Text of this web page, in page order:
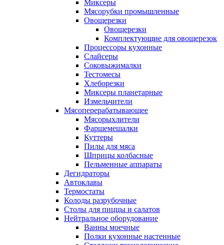
Миксеры
Мясорубки промышленные
Овощерезки
Овощерезки
Комплектующие для овощерезок
Процессоры кухонные
Слайсеры
Соковыжималки
Тестомесы
Хлеборезки
Миксеры планетарные
Измельчители
Мясоперерабатывающее
Мясорыхлители
Фаршемешалки
Куттеры
Пилы для мяса
Шприцы колбасные
Пельменные аппараты
Дегидраторы
Автоклавы
Термостаты
Колоды разрубочные
Столы для пиццы и салатов
Нейтральное оборудование
Ванны моечные
Полки кухонные настенные